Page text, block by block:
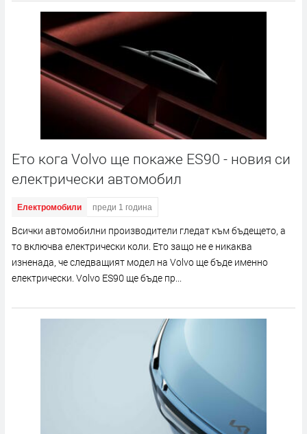
Ето кога Volvo ще покаже ES90 - новия си
електрически автомобил
Електромобили преди 1 година
Всички автомобилни производители гледат към бъдещето, а
то включва електрически коли. Ето защо не е никаква
изненада, че следващият модел на Volvo ще бъде именно
електрически. Volvo ES90 ще бъде пр...